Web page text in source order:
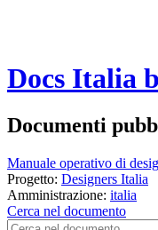
Docs Italia
Documenti
Manuale operativo di
Progetto: Designers Italia
Amministrazione: italia
Cerca nel documento